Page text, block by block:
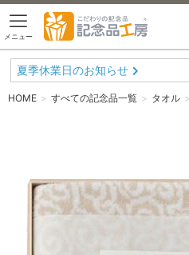
メニュー
夏季休業日のお知らせ
HOME すべての記念品一覧 タオル